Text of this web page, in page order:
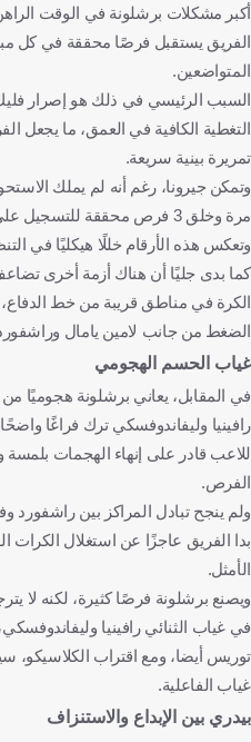
أكبر مشكلات برشلونة في الوقت
الفريق يستقبل فرصًا محققة في كل
المتواضعين.
السبب الرئيسي في ذلك هو إصرار
التغطية الكافية في العمق، ما يجعل
تمريرة بينية سريعة.
وتمكن جيرونا، رغم أنه لم يملك
مرة وخلق 3 فرص محققة للتسجيل على الأقل.
وتعكس هذه الأرقام خللًا هيكليًا في
كما بدى جليًا أن هناك أزمة أخرى
الكرة في مناطق قريبة من خط
الضغط من جانب لامين يامال وراشفورد
غياب الحسم الهجومي
في المقابل، يعاني برشلونة هجوميًا
رافينيا وليفاندوفسكي ترك فراغًا
للاعب قادر على إنهاء الهجمات
الفرص.
ولم ينجح تبادل المراكز بين راشفورد
بدا الفريق عاجزًا عن استغلال الكرات
الأمثل.
ويصنع برشلونة فرصًا كثيرة، لكنه لا
في غياب الثنائي رافينيا
توريس أيضا، ومع اقتراب الكلاسيكو،
غياب الفاعلية.
بيدري بين الإبداع والاستنزاف